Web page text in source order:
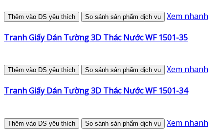
Thêm vào DS yêu thích So sánh sản phẩm dịch vụ Xem nhanh
Tranh Giấy Dán Tường 3D Thác Nước WF 1501-35
Thêm vào DS yêu thích So sánh sản phẩm dịch vụ Xem nhanh
Tranh Giấy Dán Tường 3D Thác Nước WF 1501-34
Thêm vào DS yêu thích So sánh sản phẩm dịch vụ Xem nhanh